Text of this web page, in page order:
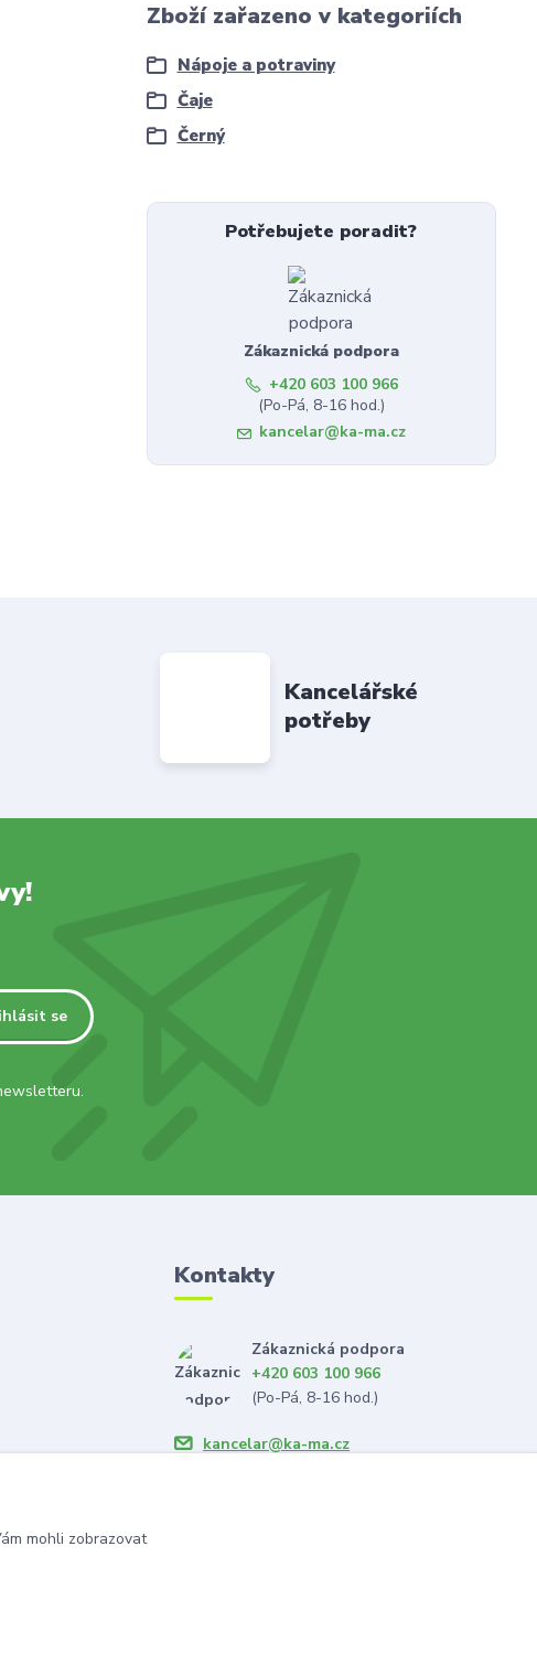
Zboží zařazeno v kategoriích
Nápoje a potraviny
Čaje
Černý
Potřebujete poradit?
Zákaznická podpora
+420 603 100 966
(Po-Pá, 8-16 hod.)
kancelar@ka-ma.cz
Kancelářské
potřeby
se
Kontakty
Zákaznická podpora
+420 603 100 966
(Po-Pá, 8-16 hod.)
kancelar@ka-ma.cz
mohli zobrazovat